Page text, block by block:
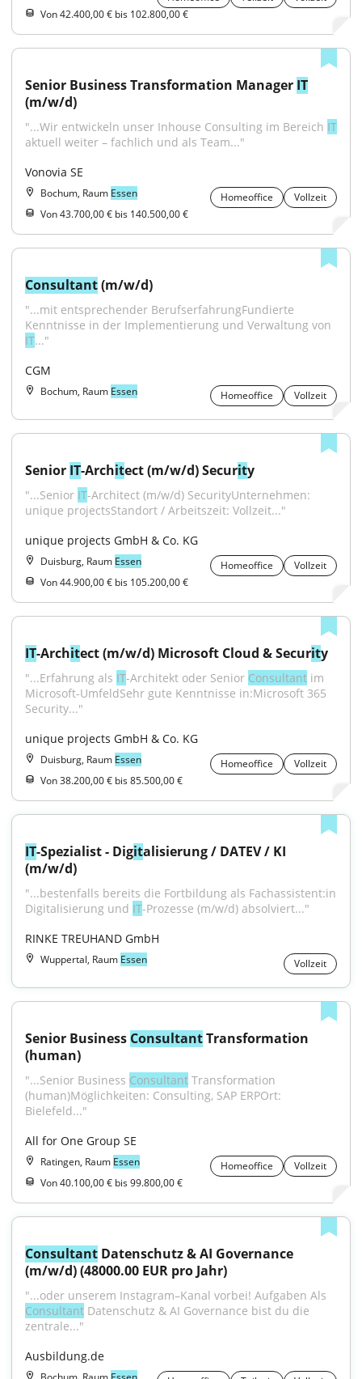
Von 42.400,00 € bis 102.800,00 €
Senior Business Transformation Manager IT
(m/w/d)
"...Wir entwickeln unser Inhouse Consulting im Bereich IT
aktuell weiter – fachlich und als Team..."
Vonovia SE
Bochum, Raum Essen Homeoffice
Vollzeit
Von 43.700,00 € bis 140.500,00 €
Consultant (m/w/d)
"...mit entsprechender BerufserfahrungFundierte
IT..."
CGM
Bochum, Raum Essen Homeoffice Vollzeit
Senior IT-Architect (m/w/d) Security
"...Senior IT-Architect (m/w/d) SecurityUnternehmen:
unique projectsStandort / Arbeitszeit: Vollzeit..."
unique projects GmbH & Co. KG
Duisburg, Raum Essen Homeoffice
Vollzeit
Von 44.900,00 € bis 105.200,00 €
IT-Architect (m/w/d) Microsoft Cloud & Security
"...Erfahrung als IT-Architekt oder Senior Consultant im
Microsoft-UmfeldSehr gute Kenntnisse in:Microsoft 365
Security..."
unique projects GmbH & Co. KG
Duisburg, Raum Essen Homeoffice
Vollzeit
Von 38.200,00 € bis 85.500,00 €
IT-Spezialist - Digitalisierung / DATEV / KI
(m/w/d)
"...bestenfalls bereits die Fortbildung als Fachassistent:in
Digitalisierung und IT-Prozesse (m/w/d) absolviert..."
RINKE TREUHAND GmbH
Wuppertal, Raum Essen Vollzeit
Senior Business Consultant Transformation
(human)
"...Senior Business Consultant Transformation
(human)Möglichkeiten: Consulting, SAP ERPOrt:
Bielefeld..."
All for One Group SE
Ratingen, Raum Essen Homeoffice
Vollzeit
Von 40.100,00 € bis 99.800,00 €
Consultant Datenschutz & AI Governance
(m/w/d) (48000.00 EUR pro Jahr)
Consultant Datenschutz & AI Governance bist du die
zentrale..."
Ausbildung.de